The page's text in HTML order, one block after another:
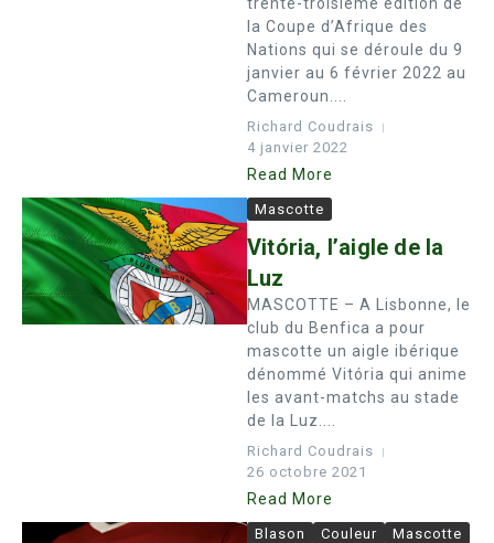
la Coupe d’Afrique des
Nations qui se déroule du 9
janvier au 6 février 2022 au
Cameroun....
Richard Coudrais
4 janvier 2022
Read More
Mascotte
Vitória, l’aigle de la
Luz
MASCOTTE – A Lisbonne, le
club du Benfica a pour
mascotte un aigle ibérique
dénommé Vitória qui anime
les avant-matchs au stade
de la Luz....
Richard Coudrais
26 octobre 2021
Read More
Blason Couleur Mascotte